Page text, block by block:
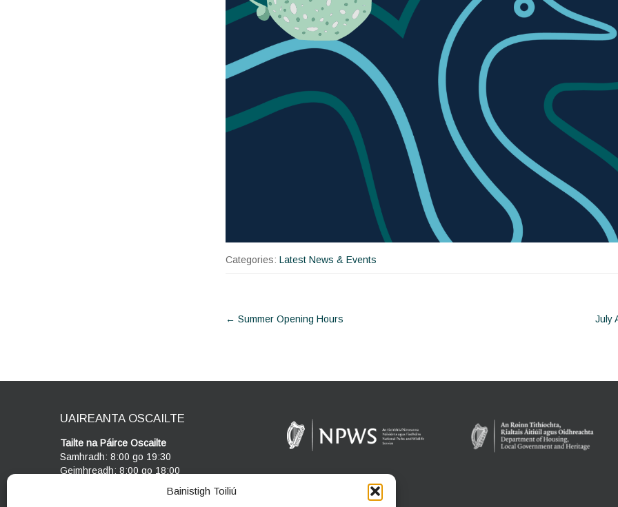
Bainistigh Toiliú
Categories: Latest News & Events
Post
← Summer Opening Hours July
UAIREANTA OSCAILTE
Tailte na Páirce Oscailte
Samhradh: 8:00 go 19:30
Geimhreadh: 8:00 go 18:00